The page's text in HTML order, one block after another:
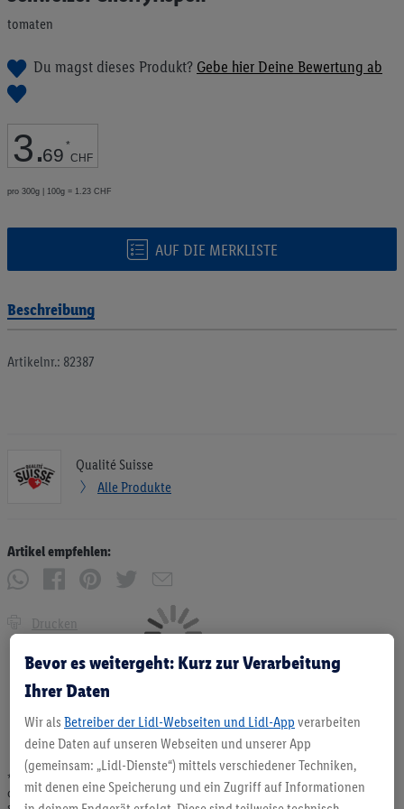
tomaten
Du magst dieses Produkt? Gebe hier Deine Bewertung ab
3.69 *
CHF
pro 300g | 100g = 1.23 CHF
AUF DIE MERKLISTE
springen
Beschreibung
Artikelnr.: 82387
Qualité Suisse
Alle Produkte
Artikel empfehlen:
Drucken
* Angebote solange Vorrat. Abgabe nur in haushaltsüblichen Mengen. Verkauf
ohne Dekoration. Die hier beworbenen Produkte, vor allem NonFood-Produkte,
Bevor es weitergeht: Kurz zur Verarbeitung
Ihrer Daten
Wir als Betreiber der Lidl-Webseiten und Lidl-App verarbeiten
deine Daten auf unseren Webseiten und unserer App
(gemeinsam: „Lidl-Dienste“) mittels verschiedener Techniken,
mit denen eine Speicherung und ein Zugriff auf Informationen